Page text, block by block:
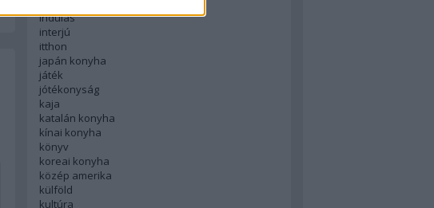
indulás
interjú
itthon
japán konyha
játék
jótékonyság
kaja
katalán konyha
kínai konyha
könyv
koreai konyha
közép amerika
külföld
kultúra